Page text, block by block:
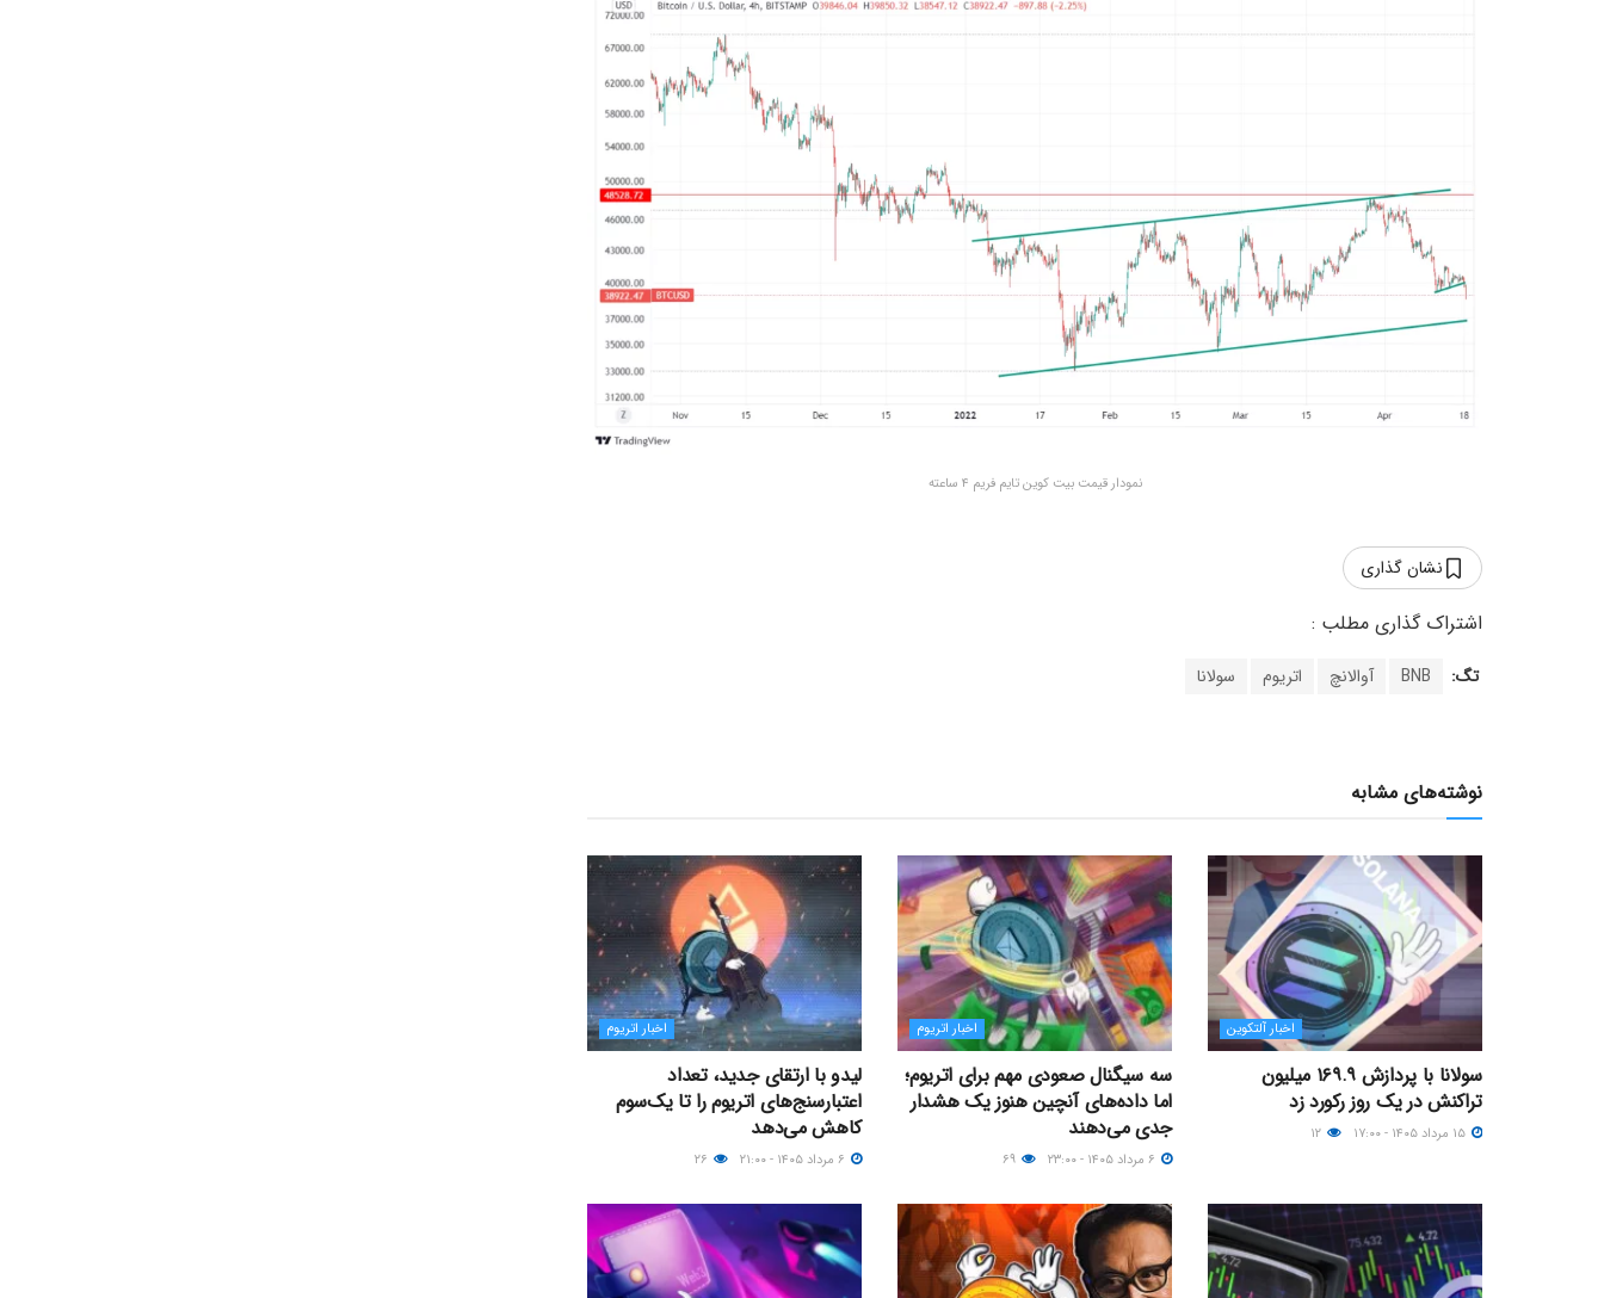
نمودار قیمت بیت کوین تایم فریم ۴ ساعته
نشان گذاری
تگ: BNB آوالانچ اتریوم سولانا
نوشته‌های مشابه
اخبار آلتکوین
سولانا با پردازش ۱۶۹.۹ میلیون
تراکنش در یک روز رکورد زد
اخبار اتریوم
سه سیگنال صعودی مهم برای اتریوم؛
اما داده‌های آنچین هنوز یک هشدار
جدی می‌دهند
اخبار اتریوم
لیدو با ارتقای جدید، تعداد
اعتبارسنج‌های اتریوم را تا یک‌سوم
کاهش می‌دهد